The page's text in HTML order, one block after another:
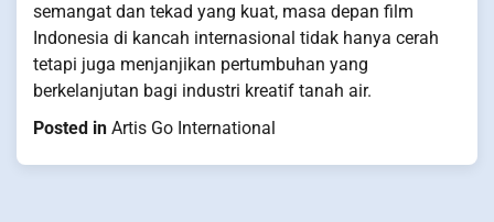
semangat dan tekad yang kuat, masa depan film
Indonesia di kancah internasional tidak hanya cerah
tetapi juga menjanjikan pertumbuhan yang
berkelanjutan bagi industri kreatif tanah air.
Posted in Artis Go International